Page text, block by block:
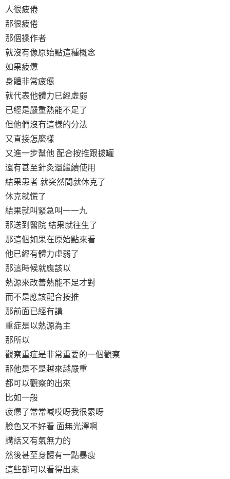
人很疲倦
那很疲倦
那個操作者
就沒有像原始點這種概念
如果疲憊
身體非常疲憊
就代表他體力已經虛弱
已經是嚴重熱能不足了
但他們沒有這樣的分法
又直接怎麼樣
又進一步幫他 配合按推跟拔罐
還有甚至針灸還繼續使用
結果患者 就突然間就休克了
休克就慌了
結果就叫緊急叫一一九
那送到醫院 結果就往生了
那這個如果在原始點來看
他已經有體力虛弱了
那這時候就應該以
熱源來改善熱能不足才對
而不是應該配合按推
那前面已經有講
重症是以熱源為主
那所以
觀察重症是非常重要的一個觀察
那他是不是越來越嚴重
都可以觀察的出來
比如一般
疲憊了常常喊哎呀我很累呀
臉色又不好看 面無光澤啊
講話又有氣無力的
然後甚至身體有一點暴瘦
這些都可以看得出來